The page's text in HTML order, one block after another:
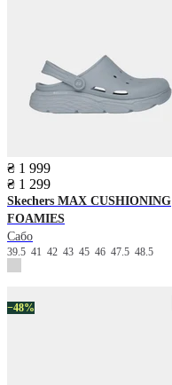
₴ 1 999
₴ 1 299
Skechers MAX CUSHIONING
FOAMIES
Сабо
39.5 41 42 43 45 46 47.5 48.5
−48%